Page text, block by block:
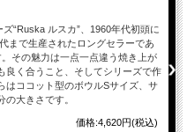
“Ruska ルスカ”、1960年代初頭に
まで生産されたロングセラーであ
その魅力は一点一点違う焼き上が
良く合うこと、そしてシリーズで作
はココット型のボウルSサイズ、サ
大きさです。
価格:4,620円(税込)